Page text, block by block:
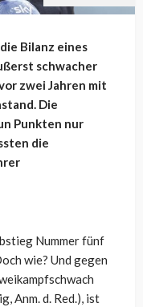
Bilanz eines
schwacher
zwei Jahren mit
Die
Punkten nur
die
Nummer fünf
wie? Und gegen
Anm. d. Red.), ist